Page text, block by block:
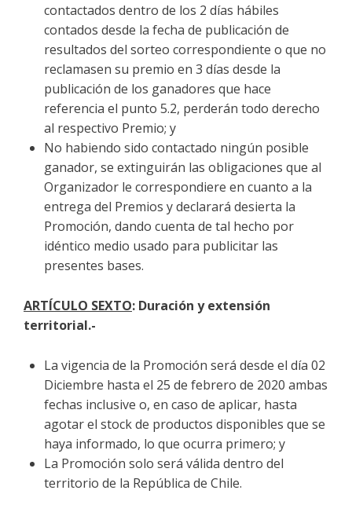
contactados dentro de los 2 días hábiles
contados desde la fecha de publicación de
resultados del sorteo correspondiente o que no
reclamasen su premio en 3 días desde la
publicación de los ganadores que hace
referencia el punto 5.2, perderán todo derecho
al respectivo Premio; y
No habiendo sido contactado ningún posible
ganador, se extinguirán las obligaciones que al
Organizador le correspondiere en cuanto a la
entrega del Premios y declarará desierta la
Promoción, dando cuenta de tal hecho por
idéntico medio usado para publicitar las
presentes bases.
ARTÍCULO SEXTO: Duración y extensión
territorial.-
La vigencia de la Promoción será desde el día 02
Diciembre hasta el 25 de febrero de 2020 ambas
fechas inclusive o, en caso de aplicar, hasta
agotar el stock de productos disponibles que se
haya informado, lo que ocurra primero; y
La Promoción solo será válida dentro del
territorio de la República de Chile.